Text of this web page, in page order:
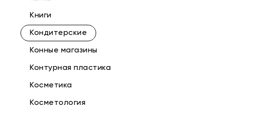
Книги
Кондитерские
Конные магазины
Контурная пластика
Косметика
Косметология